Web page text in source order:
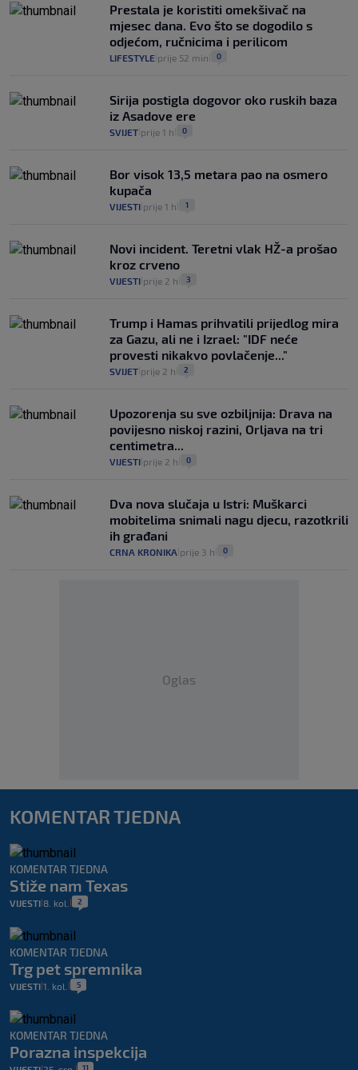
Prestala je koristiti omekšivač na
mjesec dana. Evo što se dogodilo s
odjećom, ručnicima i perilicom
LIFESTYLE prije 52 min 0
Sirija postigla dogovor oko ruskih baza
iz Asadove ere
SVIJET prije 1 h 0
Bor visok 13,5 metara pao na osmero
kupača
VIJESTI prije 1 h 1
Novi incident. Teretni vlak HŽ-a prošao
kroz crveno
VIJESTI prije 2 h 3
Trump i Hamas prihvatili prijedlog mira
za Gazu, ali ne i Izrael: "IDF neće
provesti nikakvo povlačenje..."
SVIJET prije 2 h 2
Upozorenja su sve ozbiljnija: Drava na
povijesno niskoj razini, Orljava na tri
centimetra...
VIJESTI prije 2 h 0
Dva nova slučaja u Istri: Muškarci
mobitelima snimali nagu djecu, razotkrili
ih građani
CRNA KRONIKA prije 3 h 0
Oglas
KOMENTAR TJEDNA
KOMENTAR TJEDNA
Stiže nam Texas
VIJESTI 8. kol. 2
KOMENTAR TJEDNA
Trg pet spremnika
VIJESTI 1. kol. 5
KOMENTAR TJEDNA
Porazna inspekcija
11